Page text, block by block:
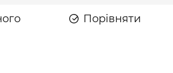
Порівняти